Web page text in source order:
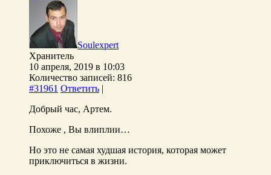
Soulexpert
Хранитель
10 апреля, 2019 в 10:03
Количество записей: 816
#31961 Ответить |
Добрый час, Артем.
Похоже , Вы влиплии…
Но это не самая худшая история, которая может
приключиться в жизни.